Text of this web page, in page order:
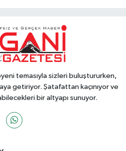
temasıyla sizleri buluştururken,
getiriyor. Şatafattan kaçınıyor ve
bir altyapı sunuyor.